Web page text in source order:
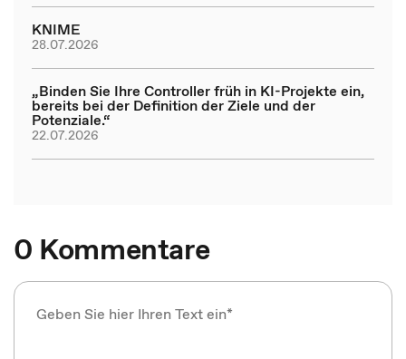
KNIME
28.07.2026
„Binden Sie Ihre Controller früh in KI-Projekte ein,
bereits bei der Definition der Ziele und der
Potenziale.“
22.07.2026
0 Kommentare